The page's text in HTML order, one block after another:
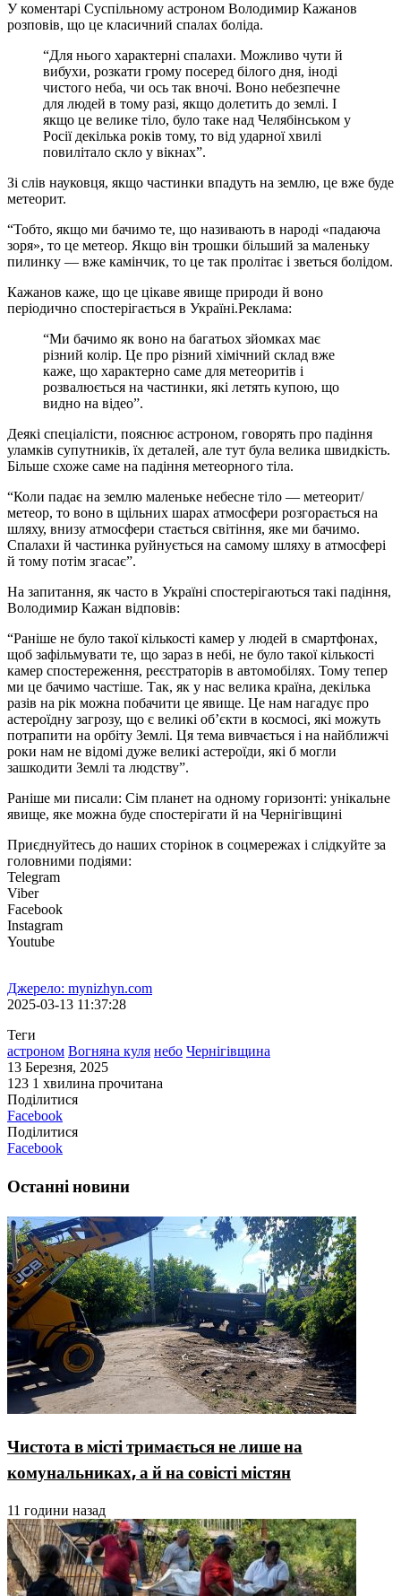
У коментарі Суспільному астроном Володимир Кажанов
розповів, що це класичний спалах боліда.
“Для нього характерні спалахи. Можливо чути й
вибухи, розкати грому посеред білого дня, іноді
чистого неба, чи ось так вночі. Воно небезпечне
для людей в тому разі, якщо долетить до землі. І
якщо це велике тіло, було таке над Челябінськом у
Росії декілька років тому, то від ударної хвилі
повилітало скло у вікнах”.
Зі слів науковця, якщо частинки впадуть на землю, це вже буде
метеорит.
“Тобто, якщо ми бачимо те, що називають в народі «падаюча
зоря», то це метеор. Якщо він трошки більший за маленьку
пилинку — вже камінчик, то це так пролітає і зветься болідом.
Кажанов каже, що це цікаве явище природи й воно
періодично спостерігається в Україні.Реклама:
“Ми бачимо як воно на багатьох зйомках має
різний колір. Це про різний хімічний склад вже
каже, що характерно саме для метеоритів і
розвалюється на частинки, які летять купою, що
видно на відео”.
Деякі спеціалісти, пояснює астроном, говорять про падіння
уламків супутників, їх деталей, але тут була велика швидкість.
Більше схоже саме на падіння метеорного тіла.
“Коли падає на землю маленьке небесне тіло — метеорит/
метеор, то воно в щільних шарах атмосфери розгорається на
шляху, внизу атмосфери стається світіння, яке ми бачимо.
Спалахи й частинка руйнується на самому шляху в атмосфері
й тому потім згасає”.
На запитання, як часто в Україні спостерігаються такі падіння,
Володимир Кажан відповів:
“Раніше не було такої кількості камер у людей в смартфонах,
щоб зафільмувати те, що зараз в небі, не було такої кількості
камер спостереження, реєстраторів в автомобілях. Тому тепер
ми це бачимо частіше. Так, як у нас велика країна, декілька
разів на рік можна побачити це явище. Це нам нагадує про
астероїдну загрозу, що є великі об’єкти в космосі, які можуть
потрапити на орбіту Землі. Ця тема вивчається і на найближчі
роки нам не відомі дуже великі астероїди, які б могли
зашкодити Землі та людству”.
Раніше ми писали: Сім планет на одному горизонті: унікальне
явище, яке можна буде спостерігати й на Чернігівщині
Приєднуйтесь до наших сторінок в соцмережах і слідкуйте за
головними подіями:
Telegram
Viber
Facebook
Instagram
Youtube
Джерело: mynizhyn.com
2025-03-13 11:37:28
Теги
астроном Вогняна куля небо Чернігівщина
13 Березня, 2025
123 1 хвилина прочитана
Поділитися
Facebook
Поділитися
Facebook
Останні новини
Чистота в місті тримається не лише на
комунальниках, а й на совісті містян
11 години назад